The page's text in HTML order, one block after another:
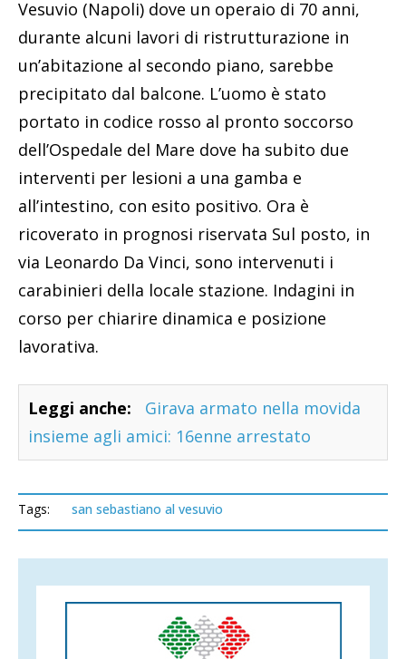
Vesuvio (Napoli) dove un operaio di 70 anni,
durante alcuni lavori di ristrutturazione in
un’abitazione al secondo piano, sarebbe
precipitato dal balcone. L’uomo è stato
portato in codice rosso al pronto soccorso
dell’Ospedale del Mare dove ha subito due
interventi per lesioni a una gamba e
all’intestino, con esito positivo. Ora è
ricoverato in prognosi riservata Sul posto, in
via Leonardo Da Vinci, sono intervenuti i
carabinieri della locale stazione. Indagini in
corso per chiarire dinamica e posizione
lavorativa.
Leggi anche:
Girava armato nella movida
insieme agli amici: 16enne arrestato
Tags: san sebastiano al vesuvio